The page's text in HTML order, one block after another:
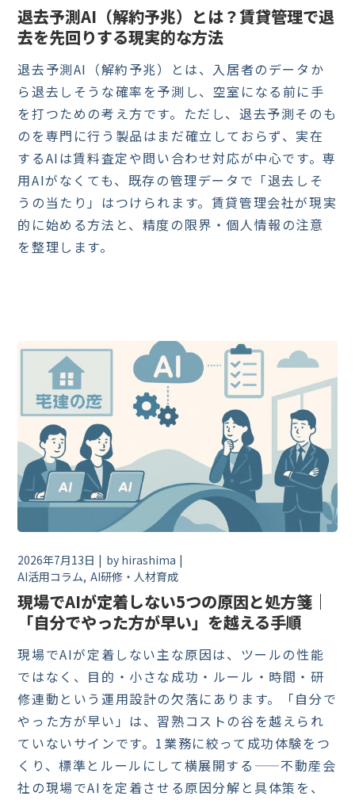
退去予測AI（解約予兆）とは？賃貸管理で退
去を先回りする現実的な方法
退去予測AI（解約予兆）とは、入居者のデータか
ら退去しそうな確率を予測し、空室になる前に手
を打つための考え方です。ただし、退去予測そのも
のを専門に行う製品はまだ確立しておらず、実在
するAIは賃料査定や問い合わせ対応が中心です。専
用AIがなくても、既存の管理データで「退去しそ
うの当たり」はつけられます。賃貸管理会社が現実
的に始める方法と、精度の限界・個人情報の注意
を整理します。
2026年7月13日 by hirashima
AI活用コラム AI研修・人材育成
現場でAIが定着しない5つの原因と処方箋｜
「自分でやった方が早い」を越える手順
現場でAIが定着しない主な原因は、ツールの性能
ではなく、目的・小さな成功・ルール・時間・研
修連動という運用設計の欠落にあります。「自分で
やった方が早い」は、習熟コストの谷を越えられ
ていないサインです。1業務に絞って成功体験をつ
くり、標準とルールにして横展開する——不動産会
社の現場でAIを定着させる原因分解と具体策を、